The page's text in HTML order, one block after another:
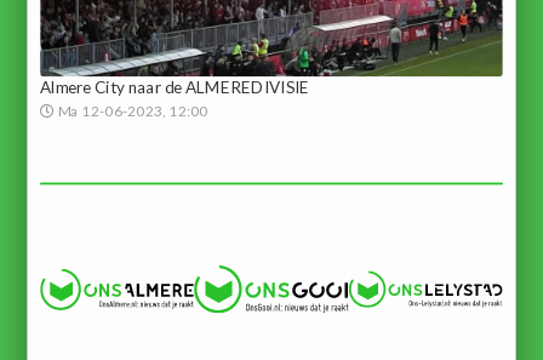
Almere City naar de ALMEREDIVISIE
Ma 12-06-2023, 12:00